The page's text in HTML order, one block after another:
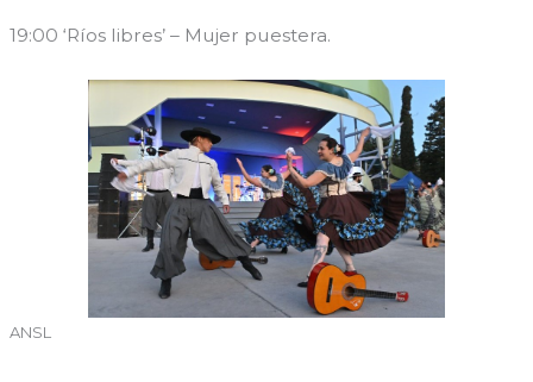
19:00 ‘Ríos libres’ – Mujer puestera.
ANSL